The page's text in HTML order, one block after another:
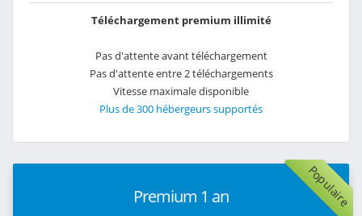
Téléchargement premium illimité
Pas d'attente avant téléchargement
Pas d'attente entre 2 téléchargements
Vitesse maximale disponible
Plus de 300 hébergeurs supportés
Populaire
Premium 1 an